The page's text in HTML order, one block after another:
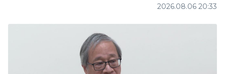
2026.08.06 20:33